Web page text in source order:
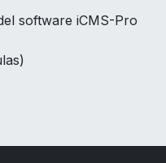
software iCMS-Pro